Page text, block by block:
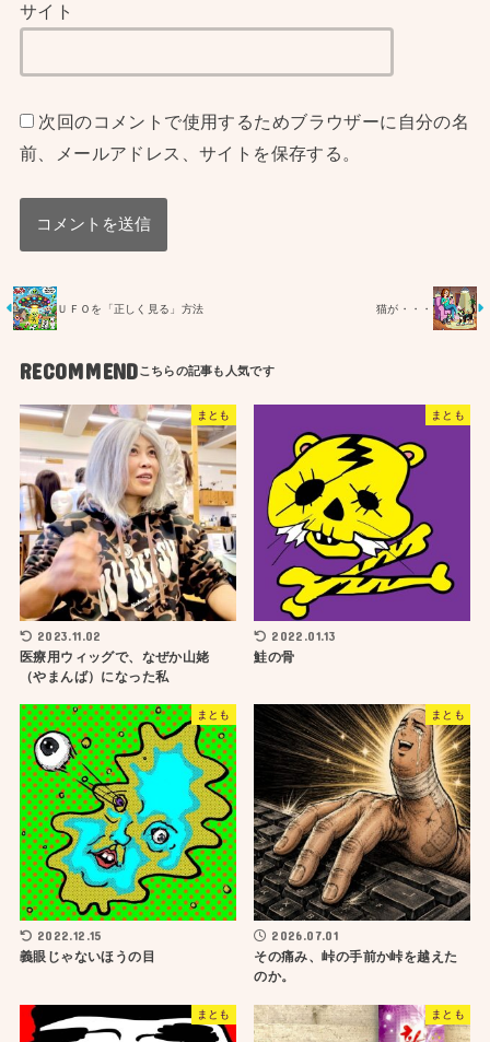
サイト
次回のコメントで使用するためブラウザーに自分の名
前、メールアドレス、サイトを保存する。
ＵＦＯを「正しく見る」方法 猫が・・・
RECOMMEND
まとも
2023.11.02
医療用ウィッグで、なぜか山姥
（やまんば）になった私
まとも
2022.01.13
鮭の骨
まとも
2022.12.15
義眼じゃないほうの目
まとも
2026.07.01
その痛み、峠の手前か峠を越えた
のか。
まとも まとも